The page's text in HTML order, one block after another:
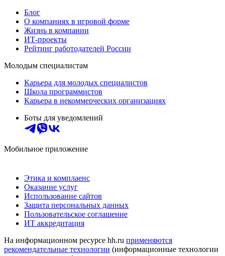
Блог
О компаниях в игровой форме
Жизнь в компании
ИТ-проекты
Рейтинг работодателей России
Молодым специалистам
Карьера для молодых специалистов
Школа программистов
Карьера в некоммерческих организациях
Боты для уведомлений
Мобильное приложение
Этика и комплаенс
Оказание услуг
Использование сайтов
Защита персональных данных
Пользовательское соглашение
ИТ аккредитация
На информационном ресурсе hh.ru применяются
рекомендательные технологии (информационные технологии